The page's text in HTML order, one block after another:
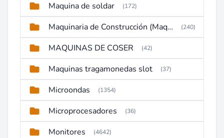
Maquina de soldar (172)
Maquinaria de Construcción (Maquinaria Pesada) (240)
MAQUINAS DE COSER (42)
Maquinas tragamonedas slot (37)
Microondas (1354)
Microprocesadores (36)
Monitores (4642)